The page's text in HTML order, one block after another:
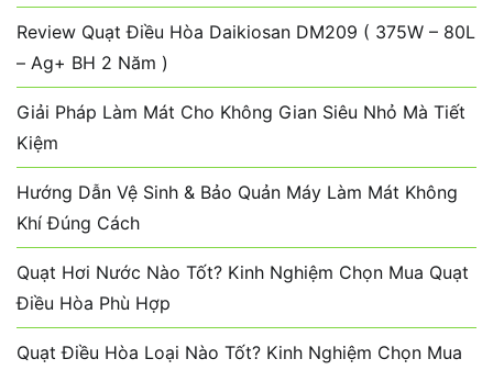
Review Quạt Điều Hòa Daikiosan DM209 ( 375W – 80L
– Ag+ BH 2 Năm )
Giải Pháp Làm Mát Cho Không Gian Siêu Nhỏ Mà Tiết
Kiệm
Hướng Dẫn Vệ Sinh & Bảo Quản Máy Làm Mát Không
Khí Đúng Cách
Quạt Hơi Nước Nào Tốt? Kinh Nghiệm Chọn Mua Quạt
Điều Hòa Phù Hợp
Quạt Điều Hòa Loại Nào Tốt? Kinh Nghiệm Chọn Mua